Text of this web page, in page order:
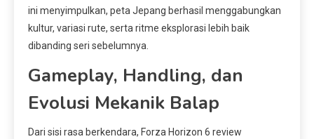
ini menyimpulkan, peta Jepang berhasil menggabungkan
kultur, variasi rute, serta ritme eksplorasi lebih baik
dibanding seri sebelumnya.
Gameplay, Handling, dan
Evolusi Mekanik Balap
Dari sisi rasa berkendara, Forza Horizon 6 review